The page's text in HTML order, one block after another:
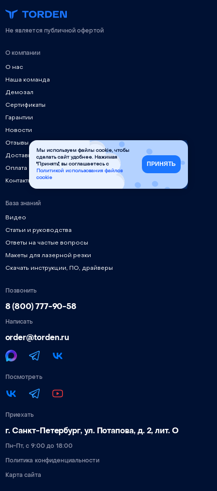
Не является публичной офертой
О компании
О нас
Наша команда
Демозал
Сертификаты
Гарантии
Новости
Отзывы
Доставка
Оплата
Контакты
База знаний
Видео
Статьи и руководства
Ответы на частые вопросы
Макеты для лазерной резки
Скачать инструкции, ПО, драйверы
Позвонить
8 (800) 777-90-58
Написать
order@torden.ru
Посмотреть
Приехать
г. Санкт-Петербург, ул. Потапова, д. 2, лит. О
Пн-Пт, с 9:00 до 18:00
Политика конфиденциальности
Карта сайта
Мы используем файлы cookie, чтобы
сделать сайт удобнее. Нажимая
"Принять", вы соглашаетесь с
Политикой использования файлов
cookie
ПРИНЯТЬ